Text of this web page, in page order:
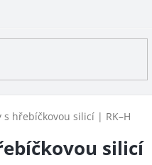
hřebíčkovou silicí | RK–H
silicí